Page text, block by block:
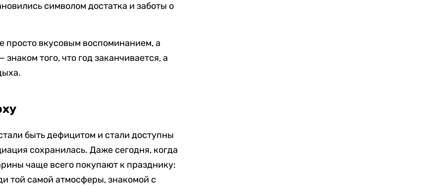
символом достатка и заботы о
просто вкусовым воспоминанием, а
того, что год заканчивается, а
быть дефицитом и стали доступны
сохранилась. Даже сегодня, когда
чаще всего покупают к празднику:
той самой атмосферы, знакомой с